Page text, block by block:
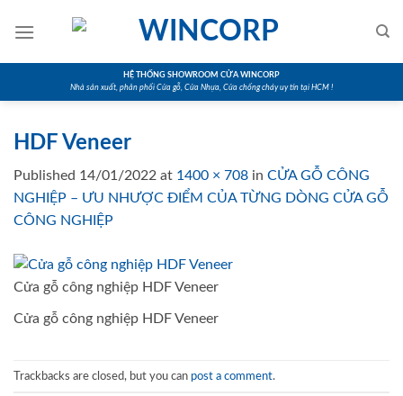
HỆ THỐNG SHOWROOM CỬA WINCORP
Nhà sản xuất, phân phối Cửa gỗ, Cửa Nhựa, Cửa chống cháy uy tín tại HCM !
HDF Veneer
Published 14/01/2022 at 1400 × 708 in CỬA GỖ CÔNG
NGHIỆP – ƯU NHƯỢC ĐIỂM CỦA TỪNG DÒNG CỬA GỖ
CÔNG NGHIỆP
Cửa gỗ công nghiệp HDF Veneer
Cửa gỗ công nghiệp HDF Veneer
Trackbacks are closed, but you can post a comment.